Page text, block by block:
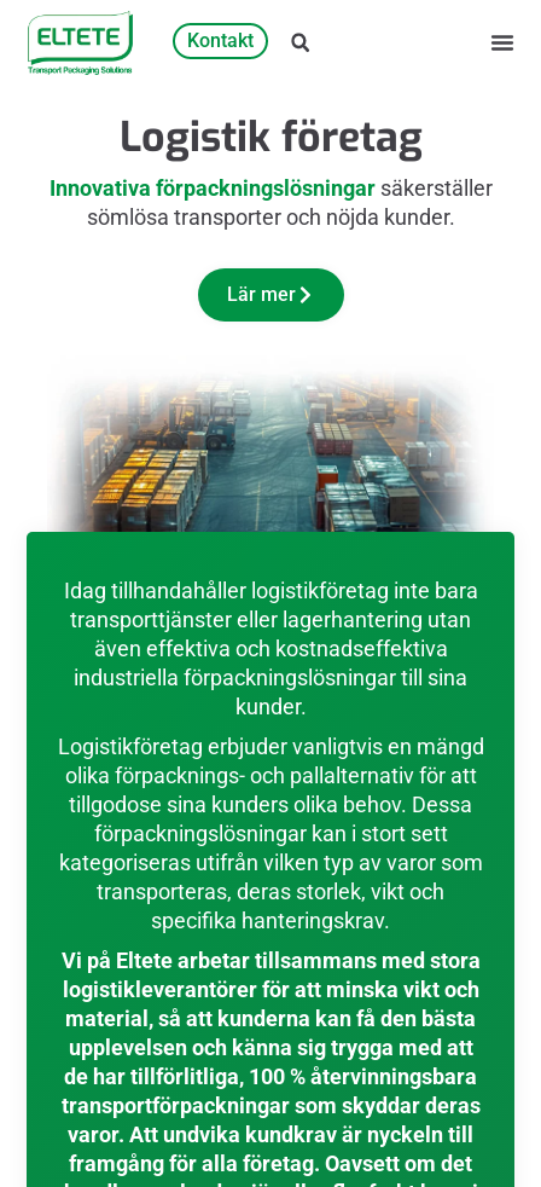
Kontakt
Logistik företag
Innovativa förpackningslösningarsäkerställer
sömlösa transporter och nöjda kunder.
Lär mer
Idag tillhandahåller logistikföretag inte bara
transporttjänster eller lagerhantering utan
även effektiva och kostnadseffektiva
industriella förpackningslösningar till sina
kunder.
Logistikföretag erbjuder vanligtvis en mängd
olika förpacknings- och pallalternativ för att
tillgodose sina kunders olika behov. Dessa
förpackningslösningar kan i stort sett
kategoriseras utifrån vilken typ av varor som
transporteras, deras storlek, vikt och
specifika hanteringskrav.
Vi på Eltete arbetar tillsammans med stora
logistikleverantörer för att minska vikt och
material, så att kunderna kan få den bästa
upplevelsen och känna sig trygga med att
de har tillförlitliga, 100 % återvinningsbara
transportförpackningar som skyddar deras
varor. Att undvika kundkrav är nyckeln till
framgång för alla företag. Oavsett om det